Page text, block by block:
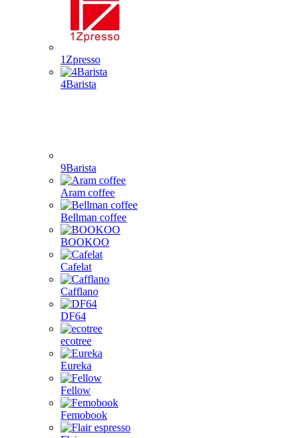
1Zpresso
4Barista
9Barista
Aram coffee
Bellman coffee
BOOKOO
Cafelat
Cafflano
DF64
ecotree
Eureka
Fellow
Femobook